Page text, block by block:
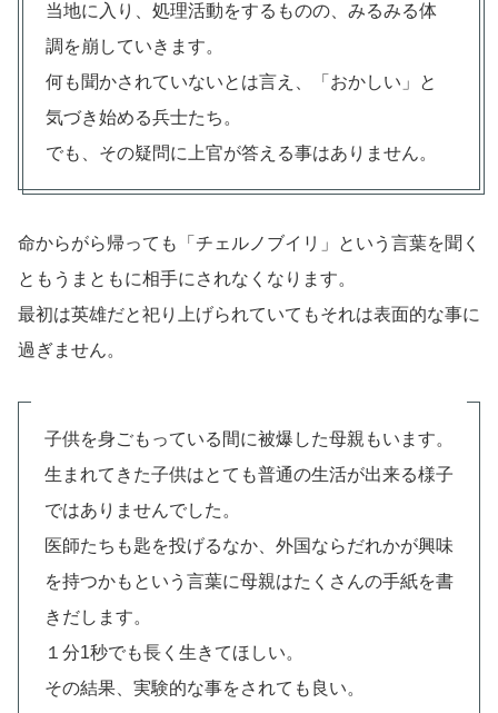
当地に入り、処理活動をするものの、みるみる体
調を崩していきます。
何も聞かされていないとは言え、「おかしい」と
気づき始める兵士たち。
でも、その疑問に上官が答える事はありません。
命からがら帰っても「チェルノブイリ」という言葉を聞く
ともうまともに相手にされなくなります。
最初は英雄だと祀り上げられていてもそれは表面的な事に
過ぎません。
子供を身ごもっている間に被爆した母親もいます。
生まれてきた子供はとても普通の生活が出来る様子
ではありませんでした。
医師たちも匙を投げるなか、外国ならだれかが興味
を持つかもという言葉に母親はたくさんの手紙を書
きだします。
１分1秒でも長く生きてほしい。
その結果、実験的な事をされても良い。